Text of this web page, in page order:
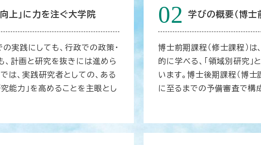
上」に力を注ぐ大学院
実践にしても、行政での政策・
、計画と研究を抜きには進めら
は、実践研究者としての、ある
能力」を高めることを主眼とし
02 学びの概要（博士
博士前期課程（修士課程）は
的に学べる、「領域別研究」
います。博士後期課程（博
に至るまでの予備審査で構